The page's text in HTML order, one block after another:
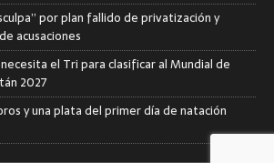
por plan fallido de privatización y
acusaciones
el Tri para clasificar al Mundial de
2027
y una plata del primer día de natación